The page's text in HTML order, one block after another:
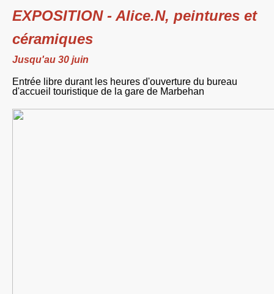
EXPOSITION - Alice.N, peintures et
céramiques
Jusqu'au 30 juin
Entrée libre durant les heures d'ouverture du bureau
d'accueil touristique de la gare de Marbehan